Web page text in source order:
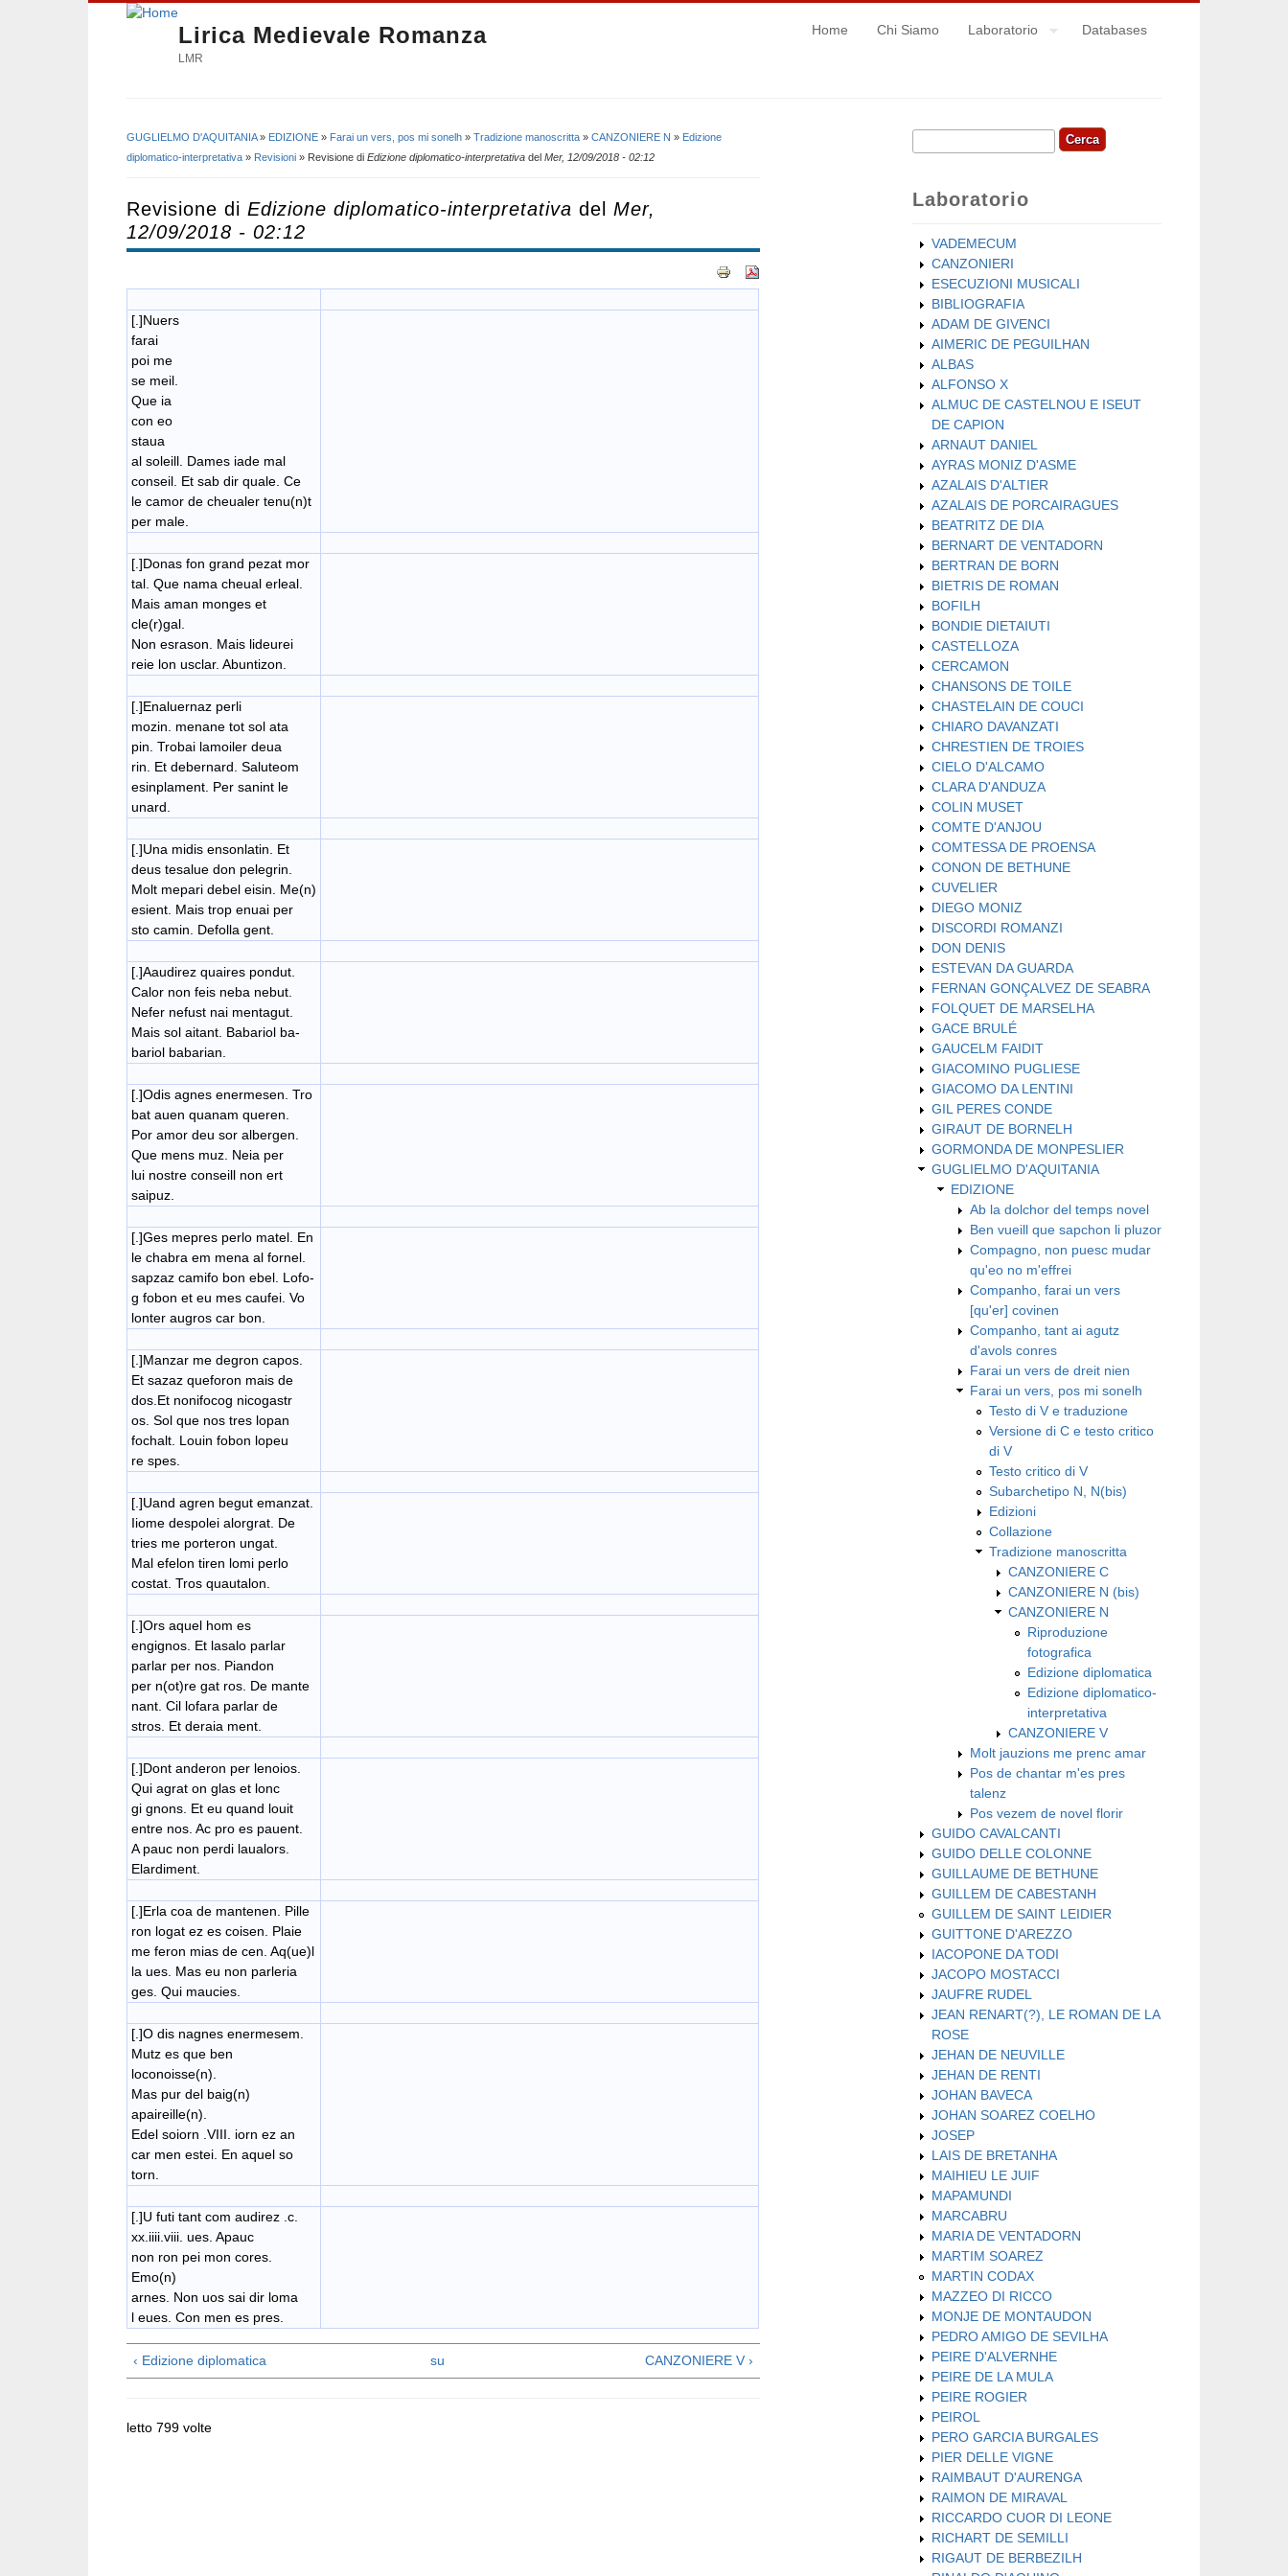
Lirica Medievale Romanza
LMR
Home Chi Siamo Laboratorio Databases
Tu sei qui
GUGLIELMO D'AQUITANIA» EDIZIONE » Farai un vers, pos mi sonelh » Tradizione manoscritta » CANZONIERE N » Edizione
diplomatico-interpretativa » Revisioni » Revisione di Edizione diplomatico-interpretativa del Mer, 12/09/2018 - 02:12
Revisione di Edizione diplomatico-interpretativa del Mer,
12/09/2018 - 02:12
[.]Nuers
farai
poi me
se meil.
Que ia
con eo
staua
​al soleill. Dames iade mal
conseil. Et sab dir quale. Ce
le camor de cheualer tenu(n)t
per male.
[.]Donas fon grand pezat mor
tal. Que nama cheual erleal.
Mais aman monges et
cle(r)gal.
Non esrason. Mais lideurei
​reie lon usclar. Abuntizon.
[.]Enaluernaz perli
mozin. menane tot sol ata
pin. Trobai lamoiler deua
​rin. Et debernard. Saluteom
esinplament. Per sanint le
unard.
[.]Una midis ensonlatin. Et
deus tesalue don pelegrin.
Molt mepari debel eisin. Me(n)
esient. Mais trop enuai per
sto camin. Defolla gent.
[.]Aaudirez quaires pondut.
Calor non feis neba nebut.
Nefer nefust nai mentagut.
Mais sol aitant. Babariol ba-
bariol babarian.
[.]Odis agnes enermesen. Tro
bat auen quanam queren.
Por amor deu sor albergen.
Que mens muz. Neia per
lui nostre conseill non ert
saipuz.
[.]Ges mepres perlo matel. En
le chabra em mena al fornel.
sapzaz camifo bon ebel. Lofo-
g fobon et eu mes caufei. Vo
lonter augros car bon.
[.]Manzar me degron capos.
Et sazaz queforon mais de
dos.Et nonifocog nicogastr
os. Sol que nos tres lopan
fochalt. Louin fobon lopeu
re spes.
[.]Uand agren begut emanzat.
Iiome despolei alorgrat. De
tries me porteron ungat.
Mal efelon tiren lomi perlo
costat. Tros quautalon.
[.]Ors aquel hom es
engignos. Et lasalo parlar
parlar per nos. Piandon
per n(ot)re gat ros. De mante
​nant. Cil lofara parlar de
stros. Et deraia ment.
[.]Dont anderon per lenoios.
Qui agrat on glas et lonc
​gi gnons. Et eu quand louit
entre nos. Ac pro es pauent.
A pauc non perdi laualors.
Elardiment.
[.]Erla coa de mantenen. Pille
​ron logat ez es coisen. Plaie
​me feron mias de cen. Aq(ue)l
la ues. Mas eu non parleria
​ges. Qui maucies.
[.]O dis nagnes enermesem.
Mutz es que ben
loconoisse(n).
Mas pur del baig(n)
apaireille(n).
Edel soiorn .VIII. iorn ez an
car men estei. En aquel so
torn.
[.]U futi tant com audirez .c.
xx.iiii.viii. ues. Apauc
non ron pei mon cores.
Emo(n)
arnes. Non uos sai dir loma
l eues. Con men es pres.
‹ Edizione diplomatica su CANZONIERE V ›
letto 799 volte
Form di ricerca
Cerca
Laboratorio
VADEMECUM
CANZONIERI
ESECUZIONI MUSICALI
BIBLIOGRAFIA
ADAM DE GIVENCI
AIMERIC DE PEGUILHAN
ALBAS
ALFONSO X
ALMUC DE CASTELNOU E ISEUT
DE CAPION
ARNAUT DANIEL
AYRAS MONIZ D'ASME
AZALAIS D'ALTIER
AZALAIS DE PORCAIRAGUES
BEATRITZ DE DIA
BERNART DE VENTADORN
BERTRAN DE BORN
BIETRIS DE ROMAN
BOFILH
BONDIE DIETAIUTI
CASTELLOZA
CERCAMON
CHANSONS DE TOILE
CHASTELAIN DE COUCI
CHIARO DAVANZATI
CHRESTIEN DE TROIES
CIELO D'ALCAMO
CLARA D'ANDUZA
COLIN MUSET
COMTE D'ANJOU
COMTESSA DE PROENSA
CONON DE BETHUNE
CUVELIER
DIEGO MONIZ
DISCORDI ROMANZI
DON DENIS
ESTEVAN DA GUARDA
FERNAN GONÇALVEZ DE SEABRA
FOLQUET DE MARSELHA
GACE BRULÉ
GAUCELM FAIDIT
GIACOMINO PUGLIESE
GIACOMO DA LENTINI
GIL PERES CONDE
GIRAUT DE BORNELH
GORMONDA DE MONPESLIER
GUGLIELMO D'AQUITANIA
EDIZIONE
Ab la dolchor del temps novel
Ben vueill que sapchon li pluzor
Compagno, non puesc mudar
qu'eo no m'effrei
Companho, farai un vers
[qu'er] covinen
Companho, tant ai agutz
d'avols conres
Farai un vers de dreit nien
Farai un vers, pos mi sonelh
Testo di V e traduzione
Versione di C e testo critico
di V
Testo critico di V
Subarchetipo N, N(bis)
Edizioni
Collazione
Tradizione manoscritta
CANZONIERE C
CANZONIERE N (bis)
CANZONIERE N
Riproduzione
fotografica
Edizione diplomatica
Edizione diplomatico-
interpretativa
CANZONIERE V
Molt jauzions me prenc amar
Pos de chantar m'es pres
talenz
Pos vezem de novel florir
GUIDO CAVALCANTI
GUIDO DELLE COLONNE
GUILLAUME DE BETHUNE
GUILLEM DE CABESTANH
GUILLEM DE SAINT LEIDIER
GUITTONE D'AREZZO
IACOPONE DA TODI
JACOPO MOSTACCI
JAUFRE RUDEL
JEAN RENART(?), LE ROMAN DE LA
ROSE
JEHAN DE NEUVILLE
JEHAN DE RENTI
JOHAN BAVECA
JOHAN SOAREZ COELHO
JOSEP
LAIS DE BRETANHA
MAIHIEU LE JUIF
MAPAMUNDI
MARCABRU
MARIA DE VENTADORN
MARTIM SOAREZ
MARTIN CODAX
MAZZEO DI RICCO
MONJE DE MONTAUDON
PEDRO AMIGO DE SEVILHA
PEIRE D'ALVERNHE
PEIRE DE LA MULA
PEIRE ROGIER
PEIROL
PERO GARCIA BURGALES
PIER DELLE VIGNE
RAIMBAUT D'AURENGA
RAIMON DE MIRAVAL
RICCARDO CUOR DI LEONE
RICHART DE SEMILLI
RIGAUT DE BERBEZILH